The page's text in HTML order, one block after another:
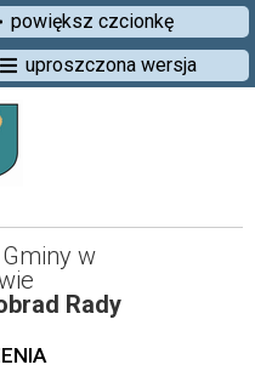
powiększ czcionkę
uproszczona wersja
w
Rady